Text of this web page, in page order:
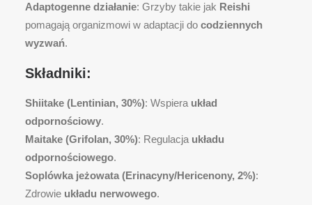
Adaptogenne działanie: Grzyby takie jak Reishi
pomagają organizmowi w adaptacji do codziennych
wyzwań.
Składniki:
Shiitake (Lentinian, 30%): Wspiera układ
odpornościowy.
Maitake (Grifolan, 30%): Regulacja układu
odpornościowego.
Soplówka jeżowata (Erinacyny/Hericenony, 2%):
Zdrowie układu nerwowego.